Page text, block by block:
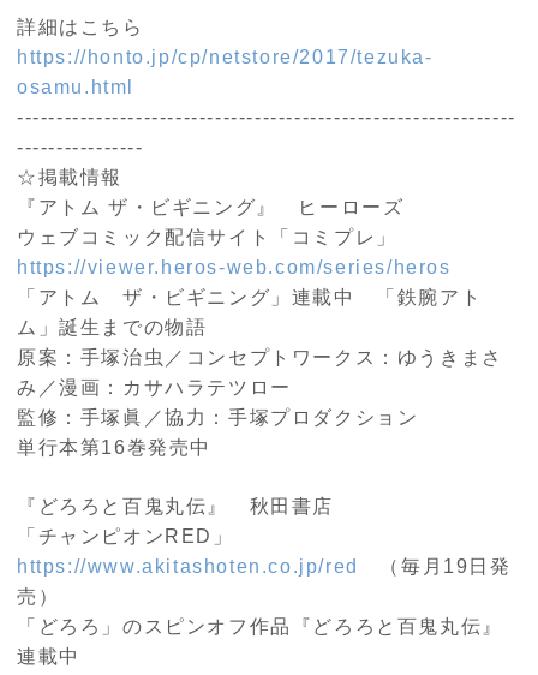
詳細はこちら
https://honto.jp/cp/netstore/2017/tezuka-
osamu.html
---------------------------------------------------------------
----------------
☆掲載情報
『アトム ザ・ビギニング』 ヒーローズ
ウェブコミック配信サイト「コミプレ」
https://viewer.heros-web.com/series/heros
「アトム ザ・ビギニング」連載中 「鉄腕アト
ム」誕生までの物語
原案：手塚治虫／コンセプトワークス：ゆうきまさ
み／漫画：カサハラテツロー
監修：手塚眞／協力：手塚プロダクション
単行本第16巻発売中
『どろろと百鬼丸伝』 秋田書店
「チャンピオンRED」
https://www.akitashoten.co.jp/red
（毎月19日発
売）
「どろろ」のスピンオフ作品『どろろと百鬼丸伝』
連載中